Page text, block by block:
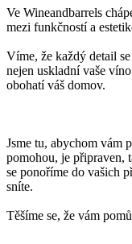
Ve Wineandbarrels
mezi funkčností a
Víme, že každý detail
nejen uskladní vaše
obohatí váš domov.
Jsme tu, abychom vám
pomohou, je připraven,
se ponoříme do vašich
sníte.
Těšíme se, že vám